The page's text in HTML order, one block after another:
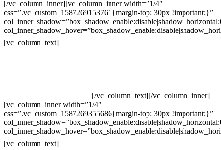
[/vc_column_inner][vc_column_inner width=”1/4″
css=”.vc_custom_1587269153761{margin-top: 30px !important;}”
[vc_column_text]
[/vc_column_text][/vc_column_inner]
[vc_column_inner width=”1/4″
css=”.vc_custom_1587269355686{margin-top: 30px !important;}”
[vc_column_text]